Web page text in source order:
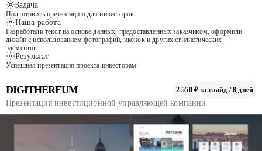
Задача
Подготовить презентацию для инвесторов.
Наша работа
Разработали текст на основе данных, предоставленных заказчиком, оформили
дизайн с использованием фотографий, иконок и других стилистических
элементов.
Результат
Успешная презентация проекта инвесторам.
DIGITHEREUM 2 550 ₽ за слайд / 8 дней
Презентация инвестиционной управляющей компании